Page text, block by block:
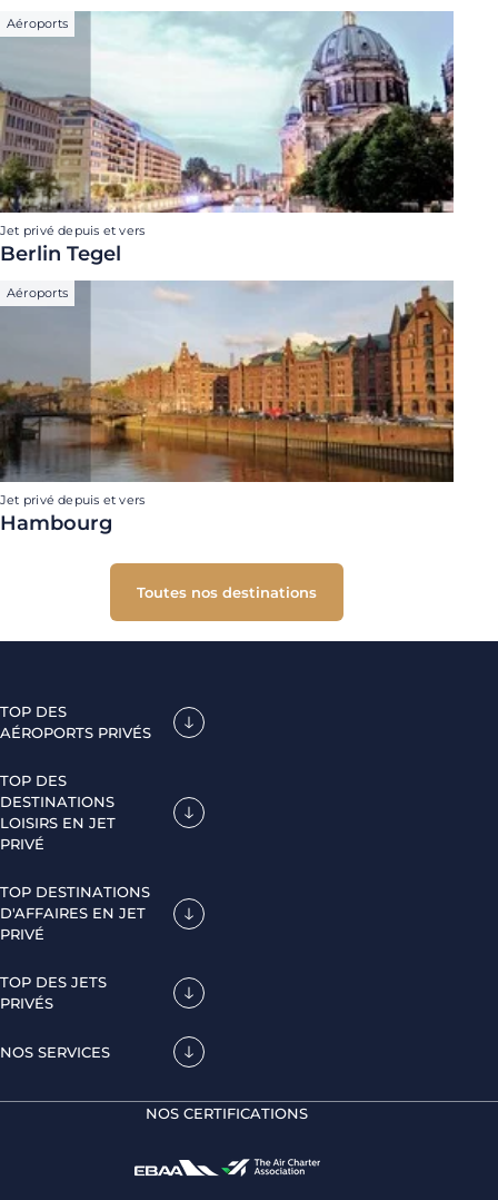
Aéroports
Jet privé depuis et vers
Berlin Tegel
Aéroports
Jet privé depuis et vers
Hambourg
Toutes nos destinations
TOP DES
AÉROPORTS PRIVÉS
TOP DES
DESTINATIONS
LOISIRS EN JET
PRIVÉ
TOP DESTINATIONS
D'AFFAIRES EN JET
PRIVÉ
TOP DES JETS
PRIVÉS
NOS SERVICES
NOS CERTIFICATIONS